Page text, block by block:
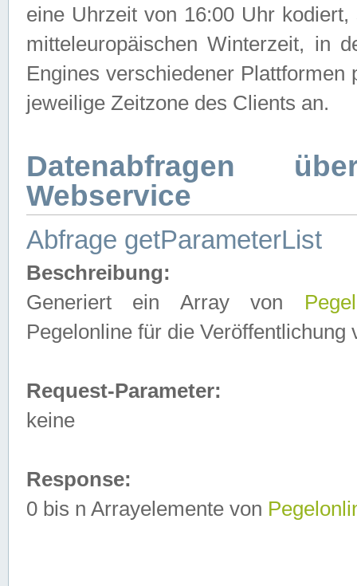
eine Uhrzeit von 16:00 Uhr
mitteleuropäischen Winterzeit, in
Engines verschiedener
jeweilige Zeitzone des Clients an.
Datenabfragen
Webservice
Abfrage getParameterList
Beschreibung:
Generiert ein Array von
Pegelonline für die Veröffentlichung
Request-Parameter:
keine
Response:
0 bis n Arrayelemente von